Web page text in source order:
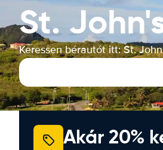
St.
Keressen bérautót itt: St.
Akár 20%